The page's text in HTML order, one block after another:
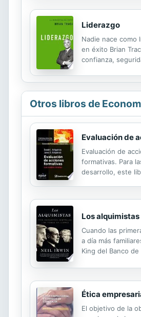
Liderazgo
Nadie nace como
en éxito Brian
confianza,
Otros libros de
Evaluación de
Evaluación de
formativas. Para
desarrollo, este
Los alquimistas
Cuando las
a día más
King del Banco
Ética
El objetivo de la